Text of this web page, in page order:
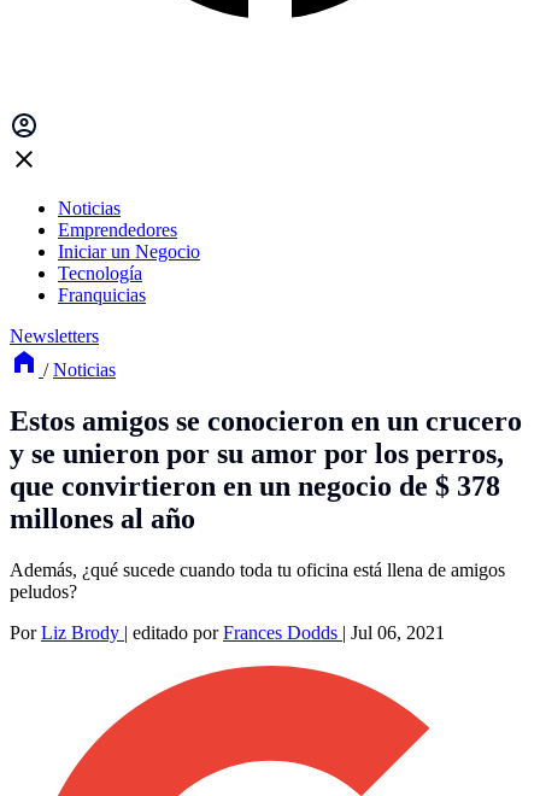
Noticias
Emprendedores
Iniciar un Negocio
Tecnología
Franquicias
Newsletters
/ Noticias
Estos amigos se conocieron en un crucero
y se unieron por su amor por los perros,
que convirtieron en un negocio de $ 378
millones al año
Además, ¿qué sucede cuando toda tu oficina está llena de amigos
peludos?
PorLiz Brody | editado porFrances Dodds | Jul 06, 2021